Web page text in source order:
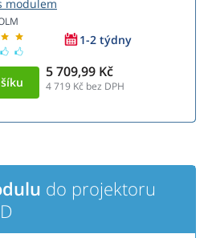
modulem
1-2 týdny
5 709,99 Kč
4 719 Kč bez DPH
do projektoru